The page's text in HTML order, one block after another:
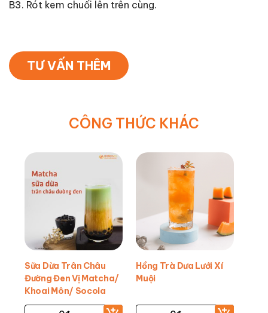
B3. Rót kem chuối lên trên cùng.
TƯ VẤN THÊM
CÔNG THỨC KHÁC
Sữa Dừa Trân Châu
Đường Đen Vị Matcha/
Khoai Môn/ Socola
Hồng Trà Dưa Lưới Xí
Muội